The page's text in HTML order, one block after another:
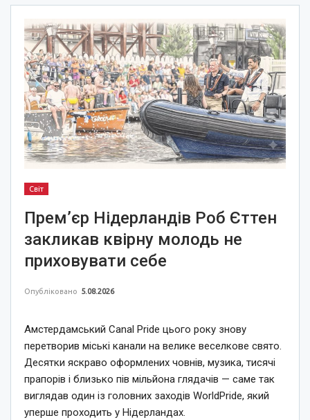
Світ
Прем’єр Нідерландів Роб Єттен
закликав квірну молодь не
приховувати себе
Опубліковано 5.08.2026
Амстердамський Canal Pride цього року знову
перетворив міські канали на велике веселкове свято.
Десятки яскраво оформлених човнів, музика, тисячі
прапорів і близько пів мільйона глядачів — саме так
виглядав один із головних заходів WorldPride, який
уперше проходить у Нідерландах.